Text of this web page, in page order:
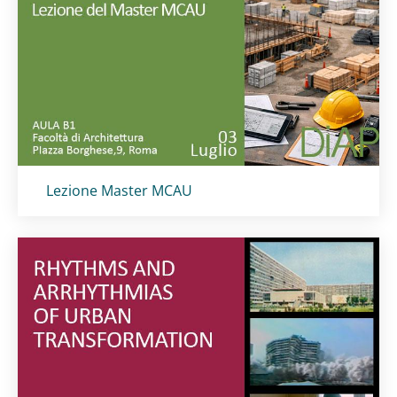
Titolo card:
Lezione Master MCAU